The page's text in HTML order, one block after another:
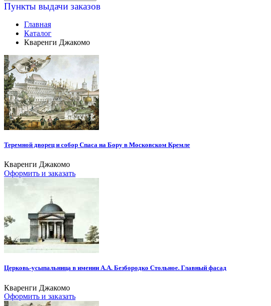
Пункты выдачи заказов
Главная
Каталог
Кваренги Джакомо
Теремной дворец и собор Спаса на Бору в Московском Кремле
Кваренги Джакомо
Оформить и заказать
Церковь-усыпальница в имении А.А. Безбородко Стольное. Главный фасад
Кваренги Джакомо
Оформить и заказать